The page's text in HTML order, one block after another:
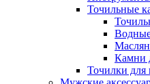
Точильные
Камни
Точилки для